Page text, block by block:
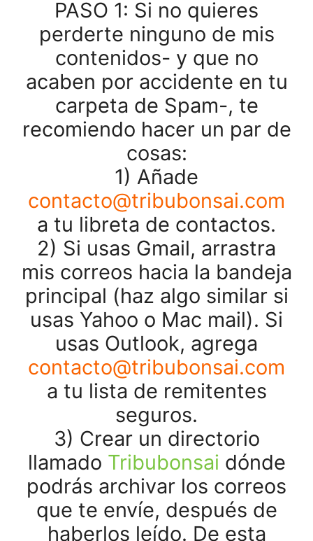
PASO 1: Si no quieres
perderte ninguno de mis
contenidos- y que no
acaben por accidente en tu
carpeta de Spam-, te
recomiendo hacer un par de
cosas:
1) Añade
contacto@tribubonsai.com
a tu libreta de contactos.
2) Si usas Gmail, arrastra
mis correos hacia la bandeja
principal (haz algo similar si
usas Yahoo o Mac mail). Si
usas Outlook, agrega
contacto@tribubonsai.com
a tu lista de remitentes
seguros.
3) Crear un directorio
llamado Tribubonsai dónde
podrás archivar los correos
que te envíe, después de
haberlos leído. De esta